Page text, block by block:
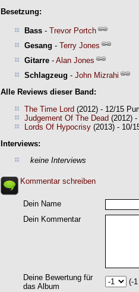
Besetzung:
Bass - Trevor Portch
Gesang - Terry Jones
Gitarre - Alan Jones
Schlagzeug - John Mizrahi
Alle Reviews dieser Band:
The Time Lord (2012) - 12/15
Judgement Of The Dead (2012)
Lords Of Hypocrisy (2013) - 10/
Interviews:
keine Interviews
Kommentar schreiben
Dein Name
Dein Kommentar
Deine Bewertung für
das Album
(-